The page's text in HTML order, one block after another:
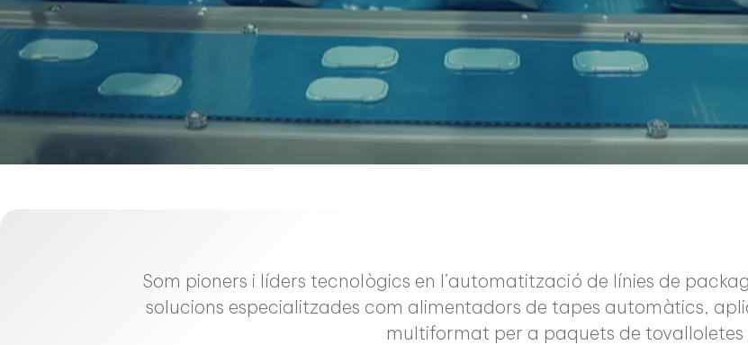
Som pioners i líders tecnològics en l’automatització de línies de
solucions especialitzades com alimentadors de tapes automàtics,
multiformat per a paquets de tovalloletes